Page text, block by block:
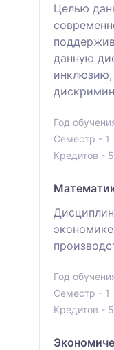
Целью
данную
Год
Семестр - 1
Кредитов - 5
Год
Семестр - 1
Кредитов - 5